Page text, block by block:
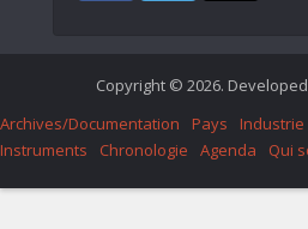
Copyright © 2026.
Archives/Documentation
Pays Industrie
Instruments
Chronologie Agenda Qui